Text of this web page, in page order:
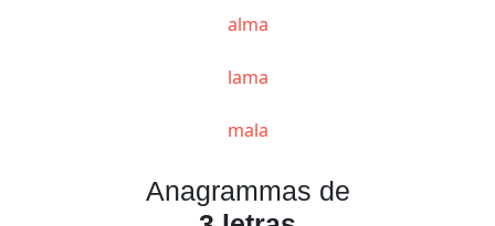
alma
lama
mala
Anagrammas de